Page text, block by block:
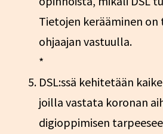
Tietojen kerääminen on
ohjaajan vastuulla.
*
DSL:ssä kehitetään
joilla vastata koronan
digioppimisen